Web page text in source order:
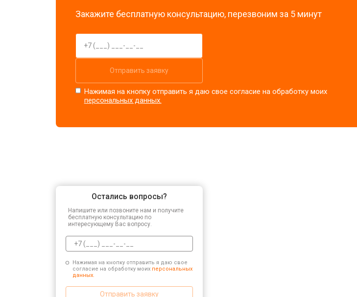
Закажите бесплатную консультацию, перезвоним за 5 минут
Отправить заявку
Нажимая на кнопку отправить я даю свое согласие на обработку моих
персональных данных.
Остались вопросы?
Напишите или позвоните нам и получите
бесплатную консультацию по
интересующему Вас вопросу.
Нажимая на кнопку отправить я даю свое
согласие на обработку моих персональных
данных.
Отправить заявку